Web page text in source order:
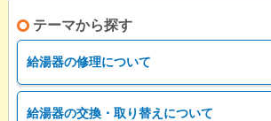
テーマから探す
給湯器の修理について
給湯器の交換・取り替えについて